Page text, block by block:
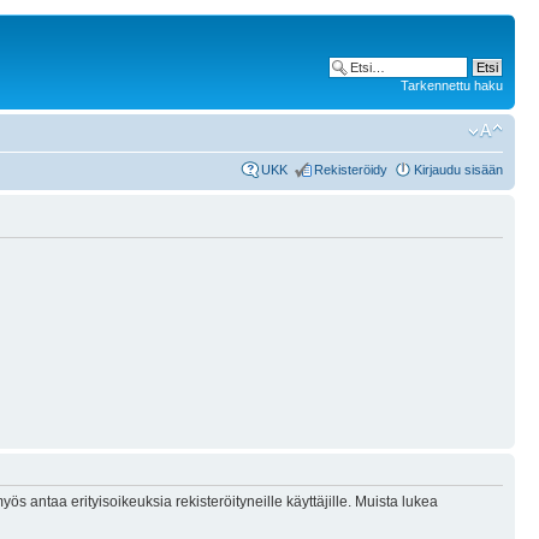
Tarkennettu haku
UKK Rekisteröidy Kirjaudu sisään
antaa erityisoikeuksia rekisteröityneille käyttäjille. Muista lukea